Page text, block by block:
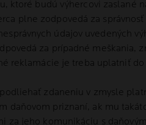
ktoré budú výhercovi zaslané
plne zodpovedá za
údajov uvedených
za prípadné meškania,
reklamácie je treba uplatniť do
zdaneniu v zmysle
daňovom priznaní, ak mu
za jeho komunikáciu s